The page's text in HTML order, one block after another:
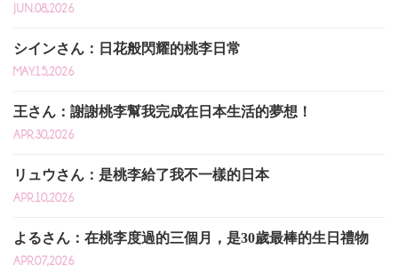
JUN.08,2026
シインさん：日花般閃耀的桃李日常
MAY.15,2026
王さん：謝謝桃李幫我完成在日本生活的夢想！
APR.30,2026
リュウさん：是桃李給了我不一樣的日本
APR.10,2026
よるさん：在桃李度過的三個月，是30歲最棒的生日禮物
APR.07,2026